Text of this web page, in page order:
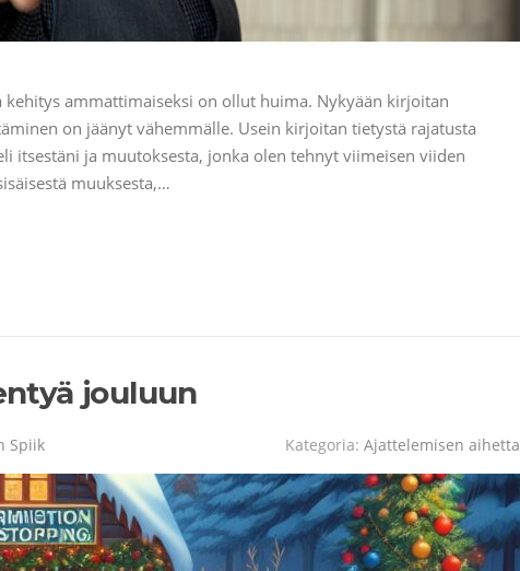
ammattimaiseksi on ollut huima. Nykyään kirjoitan
on jäänyt vähemmälle. Usein kirjoitan tietystä rajatusta
itsestäni ja muutoksesta, jonka olen tehnyt viimeisen viiden
muuksesta,…
jouluun
Spiik Kategoria: Ajattelemisen aihetta